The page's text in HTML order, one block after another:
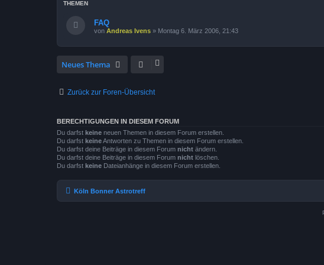
THEMEN
FAQ
von Andreas Ivens » Montag 6. März 2006, 21:43
Neues Thema
Zurück zur Foren-Übersicht
BERECHTIGUNGEN IN DIESEM FORUM
Du darfst keine neuen Themen in diesem Forum erstellen.
Du darfst keineAntworten zu Themen in diesem Forum erstellen.
Du darfst deine Beiträge in diesem Forum nicht ändern.
Du darfst deine Beiträge in diesem Forum nicht löschen.
Du darfst keine Dateianhänge in diesem Forum erstellen.
Köln Bonner Astrotreff